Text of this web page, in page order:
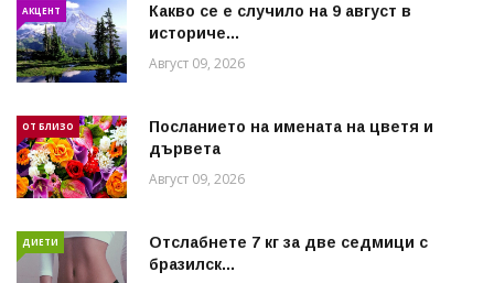
АКЦЕНТ
Какво се е случило на 9 август в
историче...
Август 09, 2026
ОТ БЛИЗО
Посланието на имената на цветя и
дървета
Август 09, 2026
ДИЕТИ
Отслабнете 7 кг за две седмици с
бразилск...